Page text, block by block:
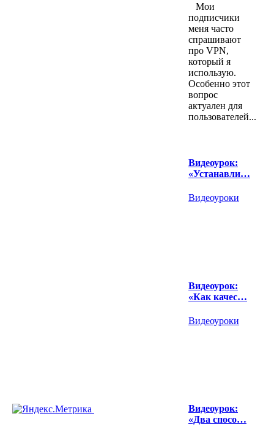
Мои
подписчики
меня часто
спрашивают
про VPN,
который я
использую.
Особенно этот
вопрос
актуален для
пользователей...
Видеоурок:
«Устанавли…
Видеоуроки
Видеоурок:
«Как качес…
Видеоуроки
Видеоурок:
«Два спосо…